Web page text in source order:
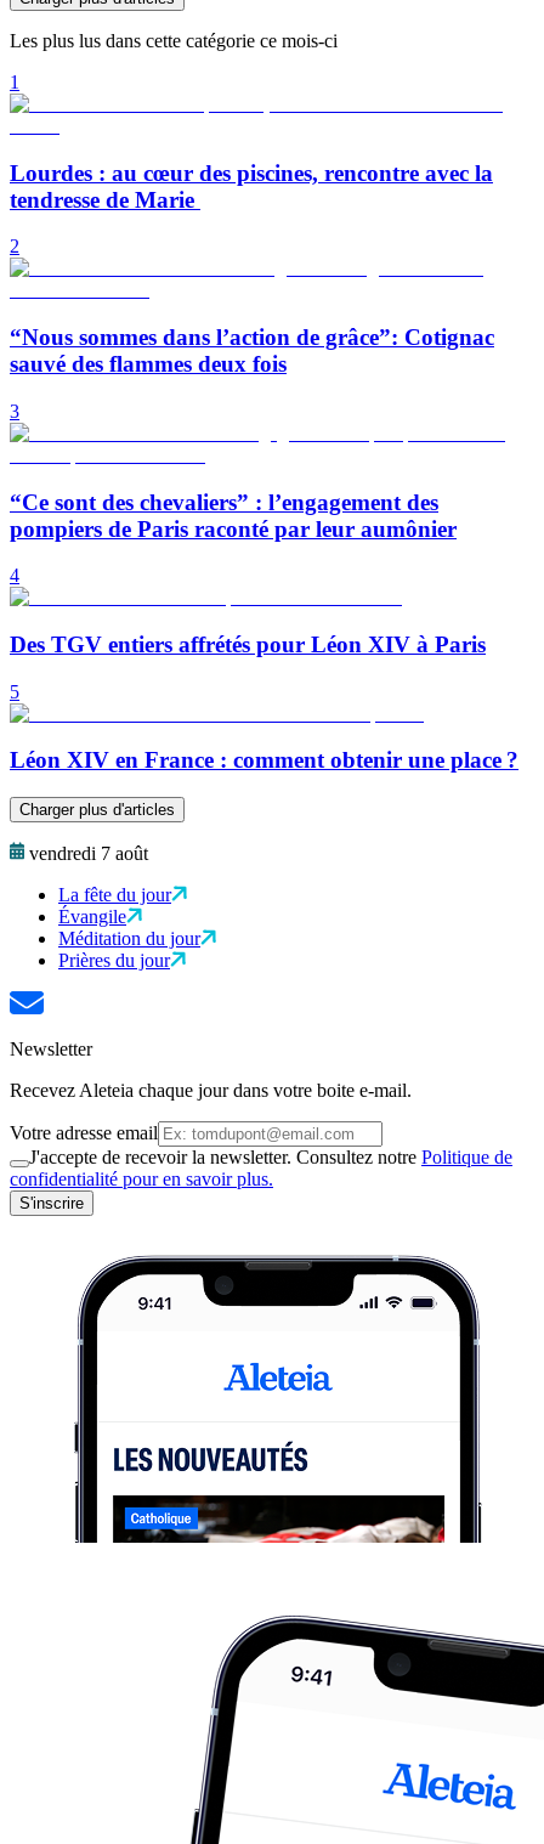
Les plus lus dans cette catégorie ce mois-ci
1
Lourdes : au cœur des piscines, rencontre avec la
tendresse de Marie
2
“Nous sommes dans l’action de grâce”: Cotignac
sauvé des flammes deux fois
3
“Ce sont des chevaliers” : l’engagement des
pompiers de Paris raconté par leur aumônier
4
Des TGV entiers affrétés pour Léon XIV à Paris
5
Léon XIV en France : comment obtenir une place ?
Charger plus d'articles
vendredi 7 août
La fête du jour
Évangile
Méditation du jour
Prières du jour
Newsletter
Recevez Aleteia chaque jour dans votre boite e-mail.
Votre adresse email
J'accepte de recevoir la newsletter. Consultez notre Politique de
confidentialité pour en savoir plus.
S'inscrire